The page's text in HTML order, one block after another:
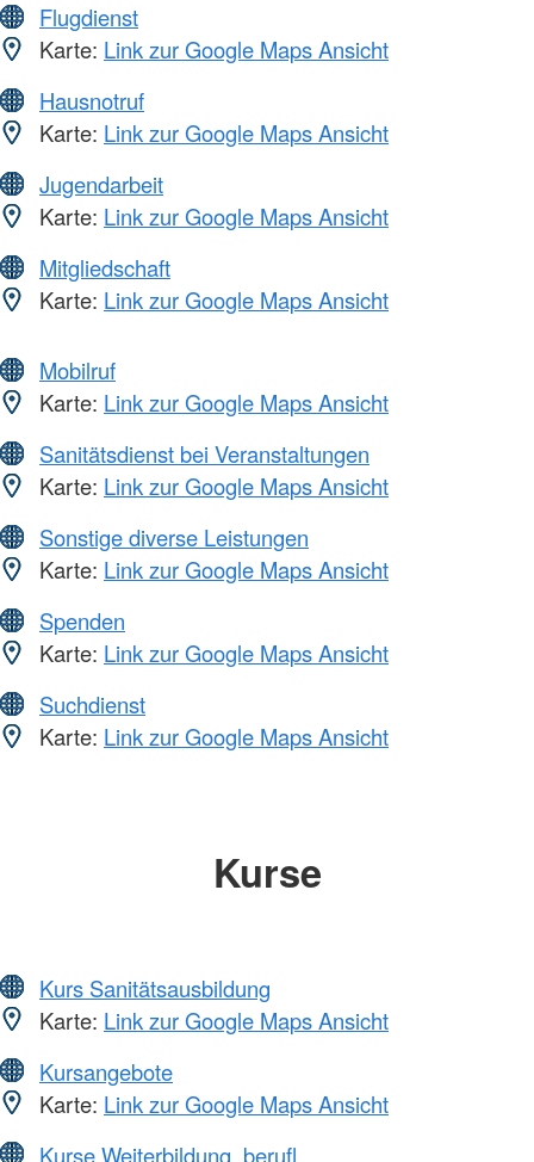
Flugdienst
Karte: Link zur Google Maps Ansicht
Hausnotruf
Karte: Link zur Google Maps Ansicht
Jugendarbeit
Karte: Link zur Google Maps Ansicht
Mitgliedschaft
Karte: Link zur Google Maps Ansicht
Mobilruf
Karte: Link zur Google Maps Ansicht
Sanitätsdienst bei Veranstaltungen
Karte: Link zur Google Maps Ansicht
Sonstige diverse Leistungen
Karte: Link zur Google Maps Ansicht
Spenden
Karte: Link zur Google Maps Ansicht
Suchdienst
Karte: Link zur Google Maps Ansicht
Kurse
Kurs Sanitätsausbildung
Karte: Link zur Google Maps Ansicht
Kursangebote
Karte: Link zur Google Maps Ansicht
Kurse Weiterbildung, berufl.